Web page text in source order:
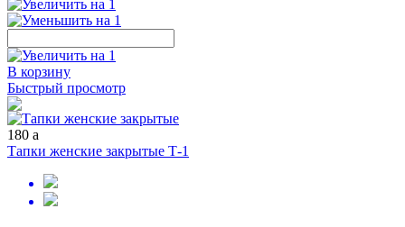
В корзину
Быстрый просмотр
180 a
Тапки женские закрытые Т-1